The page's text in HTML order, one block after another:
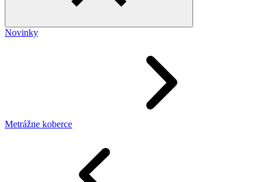
Novinky
Metrážne koberce